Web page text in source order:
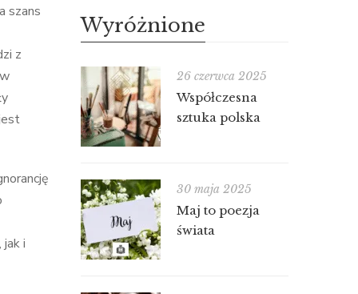
szans
z
i
Wyróżnione
26 czerwca 2025
Współczesna
sztuka polska
30 maja 2025
Maj to poezja
świata